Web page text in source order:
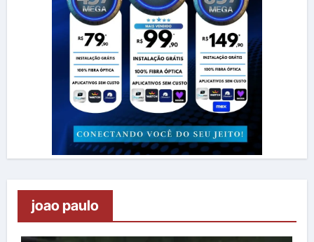
joao paulo